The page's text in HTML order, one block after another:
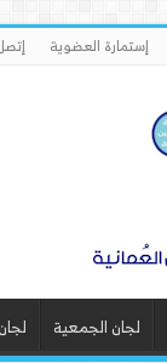
إستمارة العضوية
لجان الجمعية